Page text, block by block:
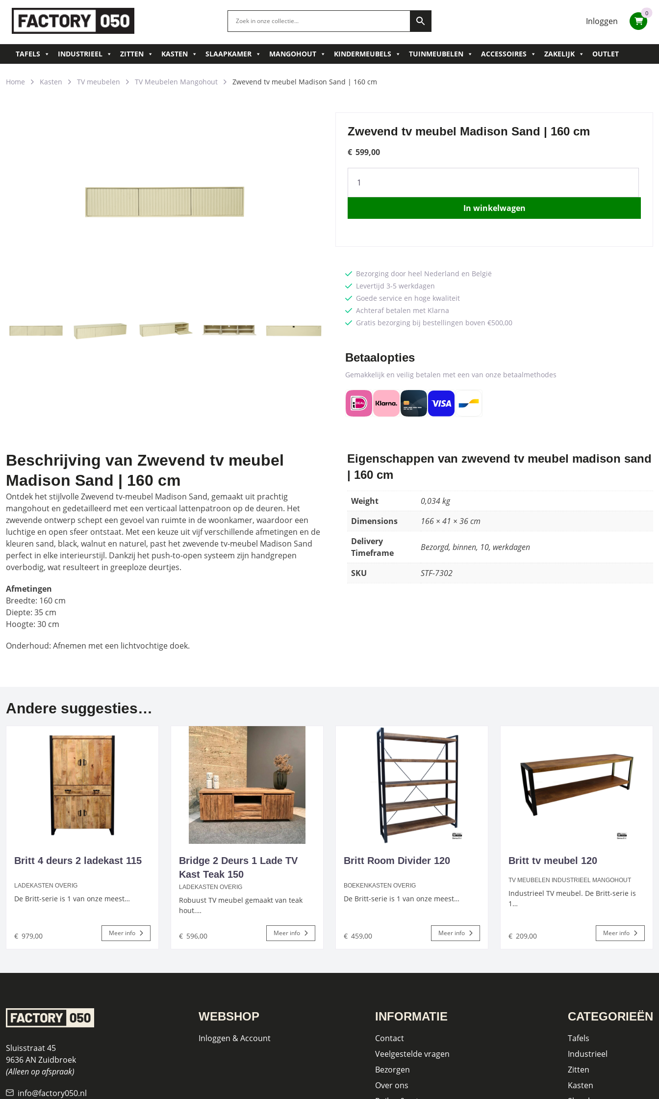
Inloggen
0
TAFELS INDUSTRIEEL ZITTEN KASTEN SLAAPKAMER MANGOHOUT KINDERMEUBELS TUINMEUBELEN ACCESSOIRES ZAKELIJK OUTLET
Home Kasten TV meubelen TV Meubelen Mangohout Zwevend tv meubel Madison Sand | 160 cm
Zwevend tv meubel Madison Sand | 160 cm
€ 599,00
meubel
Sand
In winkelwagen
Bezorging door heel Nederland en België
Levertijd 3-5 werkdagen
Goede service en hoge kwaliteit
Achteraf betalen met Klarna
Gratis bezorging bij bestellingen boven €500,00
Betaalopties
Gemakkelijk en veilig betalen met een van onze betaalmethodes
Beschrijving van Zwevend tv meubel
Madison Sand | 160 cm
Ontdek het stijlvolle Zwevend tv-meubel Madison Sand, gemaakt uit prachtig
mangohout en gedetailleerd met een verticaal lattenpatroon op de deuren. Het
zwevende ontwerp schept een gevoel van ruimte in de woonkamer, waardoor een
luchtige en open sfeer ontstaat. Met een keuze uit vijf verschillende afmetingen en de
kleuren sand, black, walnut en naturel, past het zwevende tv-meubel Madison Sand
perfect in elke interieurstijl. Dankzij het push-to-open systeem zijn handgrepen
overbodig, wat resulteert in greeploze deurtjes.
Afmetingen
Breedte: 160 cm
Diepte: 35 cm
Hoogte: 30 cm
Onderhoud: Afnemen met een lichtvochtige doek.
Eigenschappen van zwevend tv meubel madison sand
| 160 cm
Weight
0,034 kg
Dimensions
166 × 41 × 36 cm
Delivery
Timeframe
Bezorgd, binnen, 10, werkdagen
SKU STF-7302
Andere suggesties…
Britt 4 deurs 2 ladekast 115
LADEKASTEN OVERIG
De Britt-serie is 1 van onze meest…
€ 979,00 Meer info
Bridge 2 Deurs 1 Lade TV
Kast Teak 150
LADEKASTEN OVERIG
Robuust TV meubel gemaakt van teak
hout.…
€ 596,00 Meer info
Britt Room Divider 120
BOEKENKASTEN OVERIG
De Britt-serie is 1 van onze meest…
€ 459,00 Meer info
Britt tv meubel 120
TV MEUBELEN INDUSTRIEEL MANGOHOUT
Industrieel TV meubel. De Britt-serie is
1…
€ 209,00 Meer info
Sluisstraat 45
9636 AN Zuidbroek
(Alleen op afspraak)
info@factory050.nl
WEBSHOP
Inloggen & Account
INFORMATIE
Contact
Veelgestelde vragen
Bezorgen
Over ons
CATEGORIEËN
Tafels
Industrieel
Zitten
Kasten